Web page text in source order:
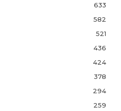
633
582
521
436
424
378
294
259